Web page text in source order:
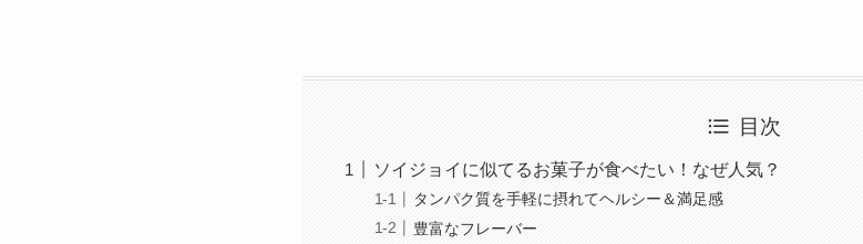
目次
ソイジョイに似てるお菓子が食べたい！なぜ人気？
タンパク質を手軽に摂れてヘルシー＆満足感
豊富なフレーバー